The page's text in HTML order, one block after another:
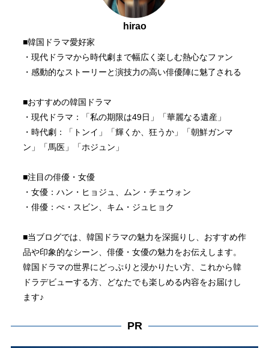
hirao
■韓国ドラマ愛好家
・現代ドラマから時代劇まで幅広く楽しむ熱心なファン
・感動的なストーリーと演技力の高い俳優陣に魅了される
■おすすめの韓国ドラマ
・現代ドラマ：「私の期限は49日」「華麗なる遺産」
・時代劇：「トンイ」「輝くか、狂うか」「朝鮮ガンマ
ン」「馬医」「ホジュン」
■注目の俳優・女優
・女優：ハン・ヒョジュ、ムン・チェウォン
・俳優：ぺ・スビン、キム・ジュヒョク
■当ブログでは、韓国ドラマの魅力を深掘りし、おすすめ作
品や印象的なシーン、俳優・女優の魅力をお伝えします。
韓国ドラマの世界にどっぷりと浸かりたい方、これから韓
ドラデビューする方、どなたでも楽しめる内容をお届けし
ます♪
PR